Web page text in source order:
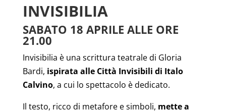
INVISIBILIA
SABATO 18 APRILE ALLE ORE
21.00
Invisibilia è una scrittura teatrale di Gloria
Bardi, ispirata alle Città Invisibili di Italo
Calvino, a cui lo spettacolo è dedicato.
Il testo, ricco di metafore e simboli, mette a